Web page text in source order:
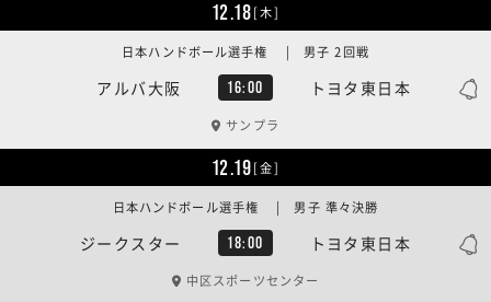
12.18[木]
アルバ大阪 16:00 トヨタ東日本
日本ハンドボール選手権 | 男子 2回戦
サンプラ
12.19[金]
ジークスター 18:00 トヨタ東日本
日本ハンドボール選手権 | 男子 準々決勝
中区スポーツセンター